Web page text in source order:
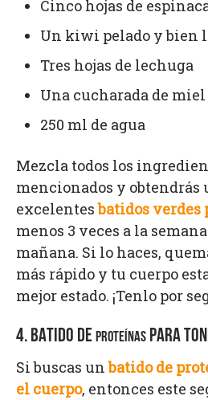
Cinco hojas de
Un kiwi pelado y bien
Tres hojas de lechuga
Una cucharada de
250 ml de agua
Mezcla todos los
mencionados y obtendrás
excelentesbatidos verdes
menos 3 veces a la
mañana. Si lo haces,
más rápido y tu cuerpo
mejor estado. ¡Tenlo por
4. BATIDO DE PROTEÍNAS PARA
Si buscas unbatido de
el cuerpo, entonces este